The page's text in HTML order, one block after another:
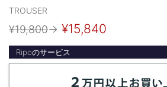
TROUSER
¥19,800→ ¥15,840
Ripoのサービス